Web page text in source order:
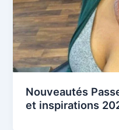
Nouveautés
et inspirations